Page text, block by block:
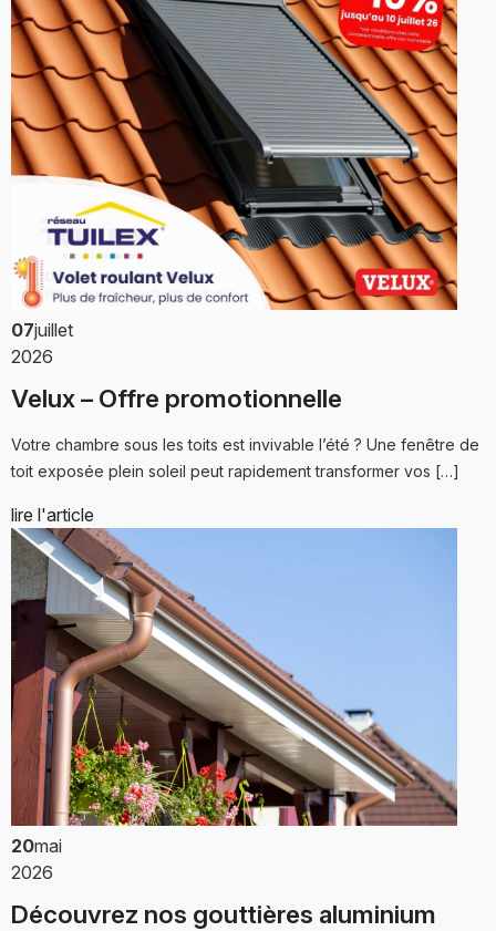
07juillet
2026
Velux – Offre promotionnelle
Votre chambre sous les toits est invivable l’été ? Une fenêtre de
toit exposée plein soleil peut rapidement transformer vos […]
lire l'article
20mai
2026
Découvrez nos gouttières aluminium